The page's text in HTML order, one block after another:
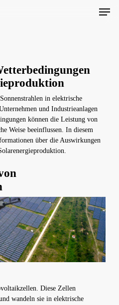
Menu
in elektrische
und Industrieanlagen
können die Leistung von
Weise beeinflussen. In diesem
über die Auswirkungen
Diese Zellen
wandeln sie in elektrische